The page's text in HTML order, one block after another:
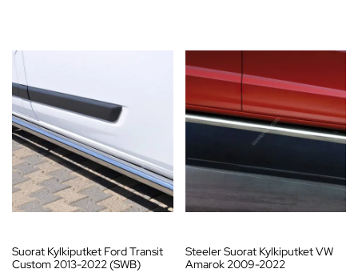
Suorat Kylkiputket Ford Transit
Custom 2013-2022 (SWB)
Steeler Suorat Kylkiputket VW
Amarok 2009-2022